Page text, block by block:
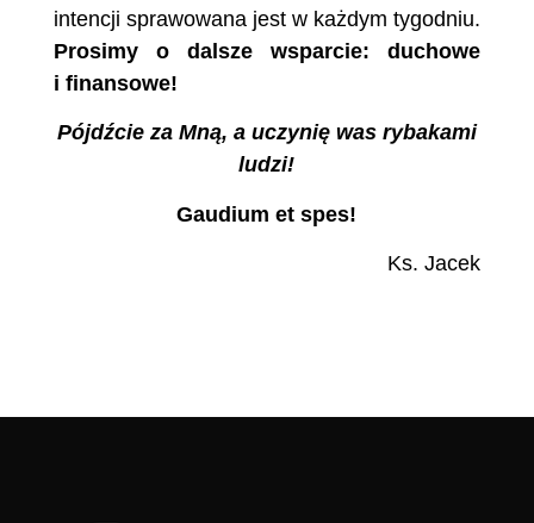
intencji sprawowana jest w każdym tygodniu.
Prosimy o dalsze wsparcie: duchowe
i finansowe!
Pójdźcie za Mną, a uczynię was rybakami
ludzi!
Gaudium et spes!
Ks. Jacek